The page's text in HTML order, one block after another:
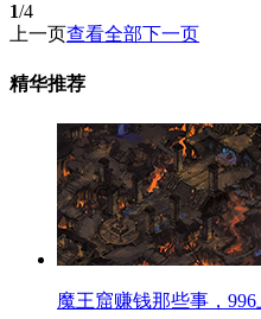
1/4
上一页查看全部下一页
精华推荐
魔王窟赚钱那些事，